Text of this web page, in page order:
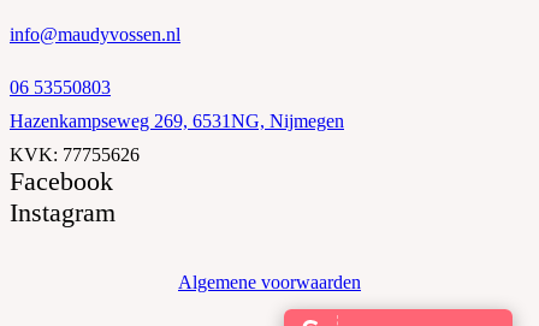
info@maudyvossen.nl
06 53550803
Hazenkampseweg 269, 6531NG, Nijmegen
KVK: 77755626
Facebook
Instagram
Algemene voorwaarden